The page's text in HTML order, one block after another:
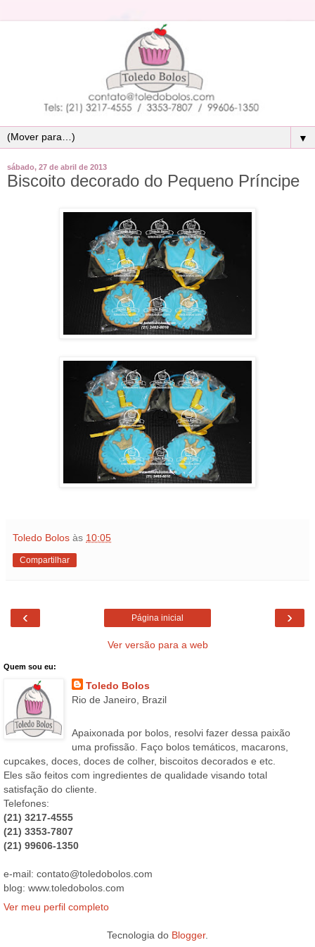
▼
sábado, 27 de abril de 2013
Biscoito decorado do Pequeno Príncipe
Toledo Bolos às 10:05
Compartilhar
‹ ›
Página inicial
Ver versão para a web
Quem sou eu:
Toledo Bolos
Rio de Janeiro, Brazil
Apaixonada por bolos, resolvi fazer dessa paixão
uma profissão. Faço bolos temáticos, macarons,
cupcakes, doces, doces de colher, biscoitos decorados e etc.
Eles são feitos com ingredientes de qualidade visando total
satisfação do cliente.
Telefones:
(21) 3217-4555
(21) 3353-7807
(21) 99606-1350
e-mail: contato@toledobolos.com
blog: www.toledobolos.com
Ver meu perfil completo
Tecnologia do Blogger.